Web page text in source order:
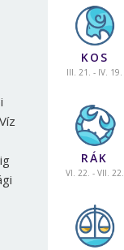
KOS
III. 21. - IV. 19.
RÁK
VI. 22. - VII. 22.